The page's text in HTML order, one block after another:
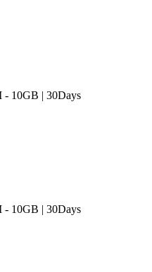
- 10GB | 30Days
- 10GB | 30Days